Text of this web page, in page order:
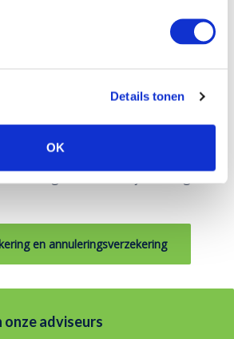
Details tonen
OK
de reisverzekering en
contact op met onze adviseurs.
. Samen kunnen we dan
ook voor jou een goede
en annuleringsverzekering
adviseurs